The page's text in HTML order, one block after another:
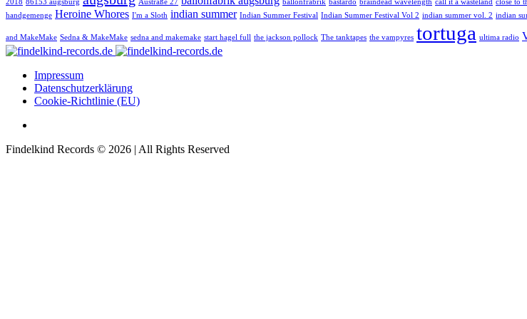
2018 86153 augsburg Austraße 27 ballonfrabrik bastardo braindead wavelength call it a wasteland close to
handgemenge Heroine Whores I'm a Sloth indian summer Indian Summer Festival Indian Summer Festival Vol 2 indian summer vol. 2 indian
and MakeMake Sedna & MakeMake sedna and makemake start hagel full the jackson pollock The tanktapes the vampyres tortuga ultima radio
Impressum
Datenschutzerklärung
Cookie-Richtlinie (EU)
Findelkind Records © 2026 | All Rights Reserved